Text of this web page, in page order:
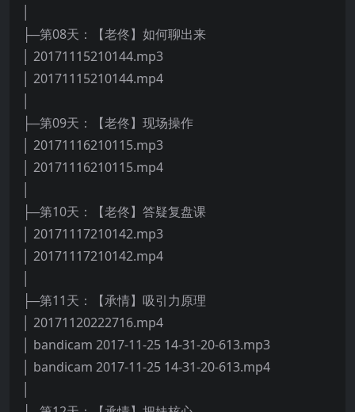
├─第08天：【老佟】如何聊出来
│ 20171115210144.mp3
│ 20171115210144.mp4
├─第09天：【老佟】现场操作
│ 20171116210115.mp3
│ 20171116210115.mp4
├─第10天：【老佟】答疑复盘课
│ 20171117210142.mp3
│ 20171117210142.mp4
├─第11天：【承情】吸引力原理
│ 20171120222716.mp4
│ bandicam 2017-11-25 14-31-20-613.mp3
│ bandicam 2017-11-25 14-31-20-613.mp4